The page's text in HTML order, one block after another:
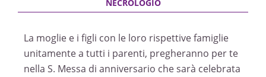
La moglie e i figli con le loro rispettive famiglie
unitamente a tutti i parenti, pregheranno per te
nella S. Messa di anniversario che sarà celebrata